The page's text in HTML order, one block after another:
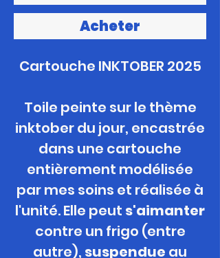
Acheter
Cartouche INKTOBER 2025
Toile peinte sur le thème
inktober du jour, encastrée
dans une cartouche
entièrement modélisée
par mes soins et réalisée à
l'unité. Elle peut s'aimanter
contre un frigo (entre
autre), suspendue au